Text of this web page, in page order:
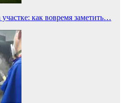
как вовремя заметить…